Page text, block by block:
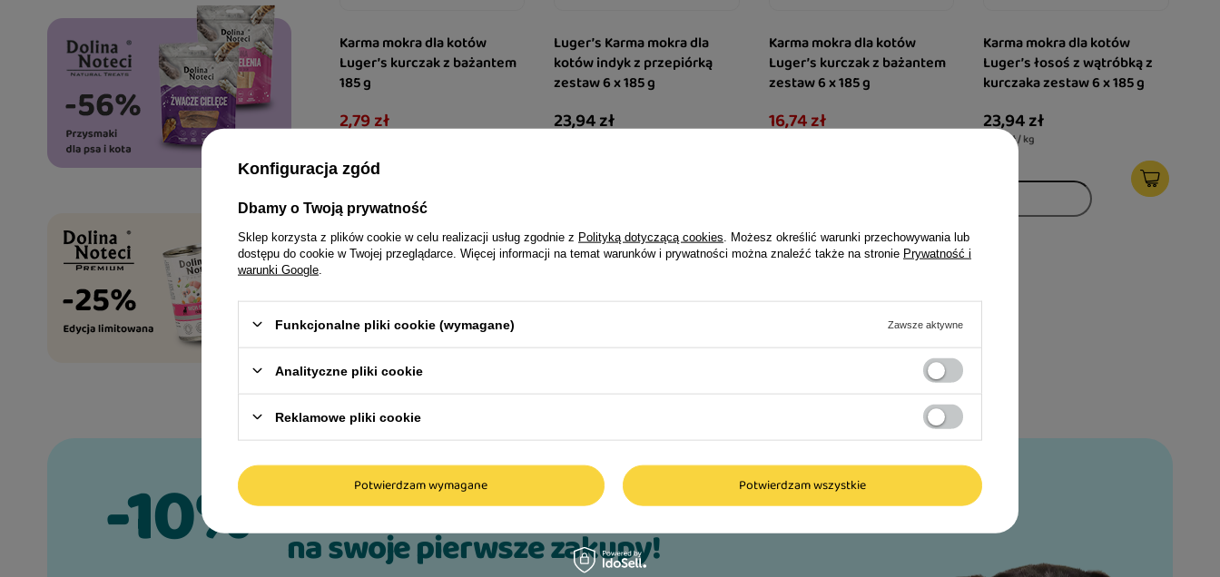
Karma mokra dla kotów
Luger’s kurczak z bażantem
185 g
2,79 zł
dni przed wprowadzeniem obniżki:
3,99 zł
Luger’s Karma mokra dla
kotów indyk z przepiórką
zestaw 6 x 185 g
23,94 zł
Karma mokra dla kotów
Luger’s kurczak z bażantem
zestaw 6 x 185 g
16,74 zł
Karma mokra dla kotów
Luger’s łosoś z wątróbką z
kurczaka zestaw 6 x 185 g
23,94 zł
21,57 zł / kg
-10% Zapisz się do newslettera i odbierz rabat*
na swoje pierwsze zakupy!
Konfiguracja zgód
Dbamy o Twoją prywatność
Sklep korzysta z plików cookie w celu realizacji usług zgodnie z Polityką dotyczącą cookies . Możesz określić warunki przechowywania lub
dostępu do cookie w Twojej przeglądarce. Więcej informacji na temat warunków i prywatności można znaleźć także na stronie Prywatność i
warunki Google
Funkcjonalne pliki cookie (wymagane) Zawsze aktywne
Analityczne pliki cookie
Reklamowe pliki cookie
Potwierdzam wymagane Potwierdzam wszystkie